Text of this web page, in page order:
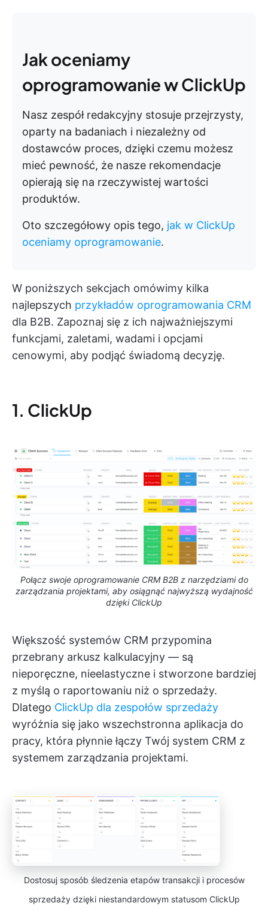
Jak oceniamy
oprogramowanie w ClickUp
Nasz zespół redakcyjny stosuje przejrzysty,
oparty na badaniach i niezależny od
dostawców proces, dzięki czemu możesz
mieć pewność, że nasze rekomendacje
opierają się na rzeczywistej wartości
produktów.
Oto szczegółowy opis tego, jak w ClickUp
oceniamy oprogramowanie.
W poniższych sekcjach omówimy kilka
najlepszych przykładów oprogramowania CRM
dla B2B. Zapoznaj się z ich najważniejszymi
funkcjami, zaletami, wadami i opcjami
cenowymi, aby podjąć świadomą decyzję.
1. ClickUp
Połącz swoje oprogramowanie CRM B2B z narzędziami do
zarządzania projektami, aby osiągnąć najwyższą wydajność
dzięki ClickUp
Większość systemów CRM przypomina
przebrany arkusz kalkulacyjny — są
nieporęczne, nieelastyczne i stworzone bardziej
z myślą o raportowaniu niż o sprzedaży.
Dlatego ClickUp dla zespołów sprzedaży
wyróżnia się jako wszechstronna aplikacja do
pracy, która płynnie łączy Twój system CRM z
systemem zarządzania projektami.
Dostosuj sposób śledzenia etapów transakcji i procesów
sprzedaży dzięki niestandardowym statusom ClickUp